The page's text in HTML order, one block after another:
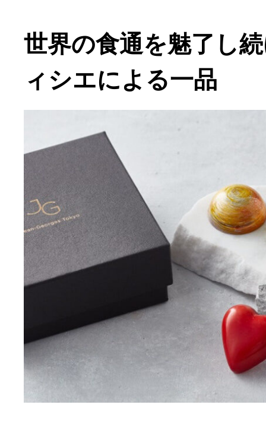
世界の食通を魅了し
ィシエによる一品